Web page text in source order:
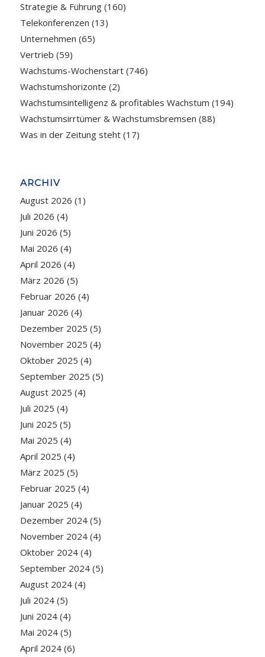
Strategie & Führung(160)
Telekonferenzen (13)
Unternehmen (65)
Vertrieb (59)
Wachstums-Wochenstart(746)
Wachstumshorizonte (2)
Wachstumsintelligenz & profitables Wachstum (194)
Wachstumsirrtümer & Wachstumsbremsen (88)
Was in der Zeitung steht(17)
ARCHIV
August 2026 (1)
Juli 2026 (4)
Juni 2026 (5)
Mai 2026 (4)
April 2026 (4)
März 2026 (5)
Februar 2026 (4)
Januar 2026 (4)
Dezember 2025 (5)
November 2025 (4)
Oktober 2025 (4)
September 2025 (5)
August 2025 (4)
Juli 2025 (4)
Juni 2025 (5)
Mai 2025 (4)
April 2025 (4)
März 2025 (5)
Februar 2025 (4)
Januar 2025 (4)
Dezember 2024(5)
November 2024(4)
Oktober 2024(4)
September 2024(5)
August 2024(4)
Juli 2024(5)
Juni 2024(4)
Mai 2024(5)
April 2024(6)